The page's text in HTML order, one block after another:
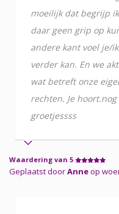
moeilijk dat begrijp
daar geen grip op
andere kant voel je/
verder kan. En we
wat betreft onze
rechten. Je
groetjessss
Waardering van 5
Geplaatst doorAnneop